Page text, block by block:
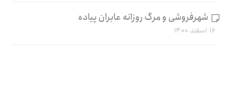
شهرفروشی و مرگ روزانه عابران پیاده
۱۶ اسفند ۱۴۰۰